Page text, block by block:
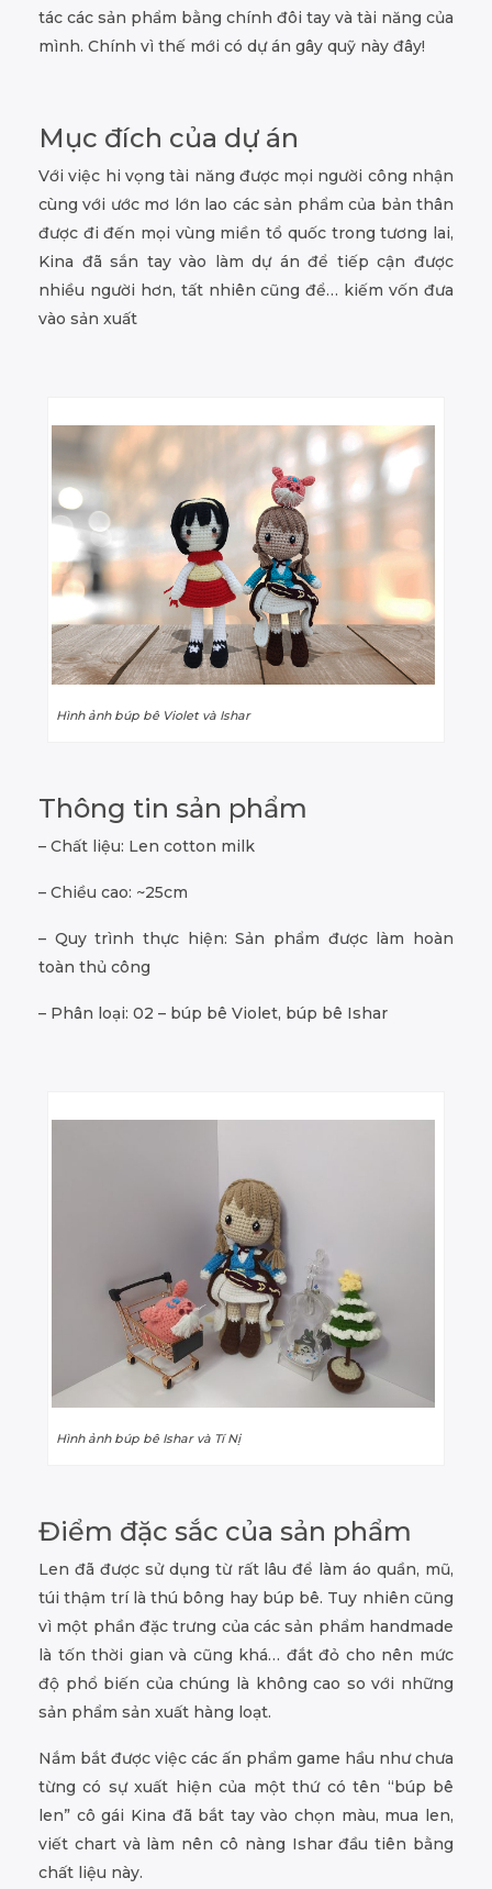
tác các sản phẩm bằng chính đôi tay và tài năng của
mình. Chính vì thế mới có dự án gây quỹ này đây!
Mục đích của dự án
Với việc hi vọng tài năng được mọi người công nhận
cùng với ước mơ lớn lao các sản phẩm của bản thân
được đi đến mọi vùng miền tổ quốc trong tương lai,
Kina đã sắn tay vào làm dự án để tiếp cận được
nhiều người hơn, tất nhiên cũng để… kiếm vốn đưa
vào sản xuất
Hình ảnh búp bê Violet và Ishar
Thông tin sản phẩm
– Chất liệu: Len cotton milk
– Chiều cao: ~25cm
– Quy trình thực hiện: Sản phẩm được làm hoàn
toàn thủ công
– Phân loại: 02 – búp bê Violet, búp bê Ishar
Hình ảnh búp bê Ishar và Tí Nị
Điểm đặc sắc của sản phẩm
Len đã được sử dụng từ rất lâu để làm áo quần, mũ,
túi thậm trí là thú bông hay búp bê. Tuy nhiên cũng
vì một phần đặc trưng của các sản phẩm handmade
là tốn thời gian và cũng khá… đắt đỏ cho nên mức
độ phổ biến của chúng là không cao so với những
sản phẩm sản xuất hàng loạt.
Nắm bắt được việc các ấn phẩm game hầu như chưa
từng có sự xuất hiện của một thứ có tên “búp bê
len” cô gái Kina đã bắt tay vào chọn màu, mua len,
viết chart và làm nên cô nàng Ishar đầu tiên bằng
chất liệu này.